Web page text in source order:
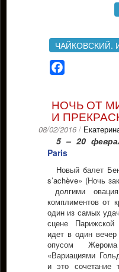
ЧАЙКОВСКИЙ.
НОЧЬ ОТ
И
08/02/2016 /
5 – 20
Paris
Новый балет
s’achève» (Ночь
долгими
комплиментов от
один из самых
сцене
идет в один
опусом
«Вариациями
и это сочетание